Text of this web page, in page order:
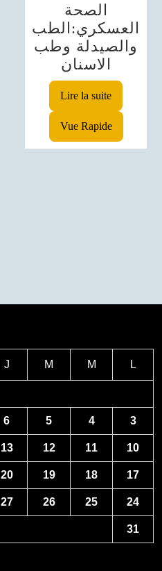
الصحة
العسكري:الطب
والصيدلة وطب
الاسنان
Lire la suite
Vue Rapide
L
M
M
J
3
4
5
6
10
11
12
13
17
18
19
20
24
25
26
27
31